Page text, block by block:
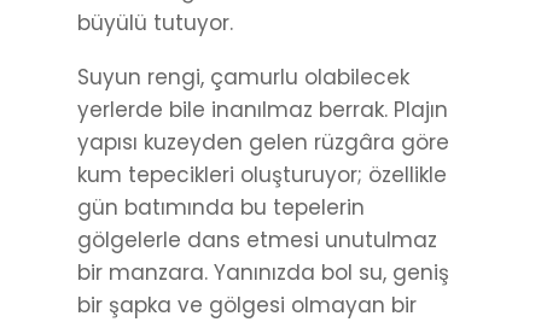
büyülü tutuyor.
Suyun rengi, çamurlu olabilecek
yerlerde bile inanılmaz berrak. Plajın
yapısı kuzeyden gelen rüzgâra göre
kum tepecikleri oluşturuyor; özellikle
gün batımında bu tepelerin
gölgelerle dans etmesi unutulmaz
bir manzara. Yanınızda bol su, geniş
bir şapka ve gölgesi olmayan bir